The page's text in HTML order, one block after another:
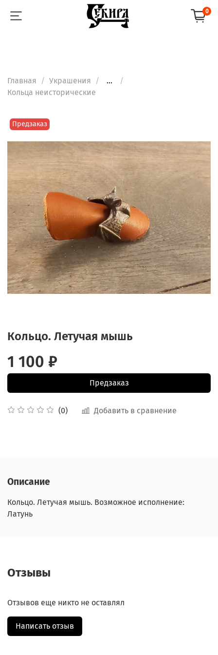
0
Главная Украшения
...
Кольца неисторические
Предзаказ
Кольцо. Летучая мышь
(0) Добавить в сравнение
1 100 ₽
Предзаказ
Описание
Кольцо. Летучая мышь. Возможное исполнение:
Латунь
Отзывы
Отзывов еще никто не оставлял
Написать отзыв